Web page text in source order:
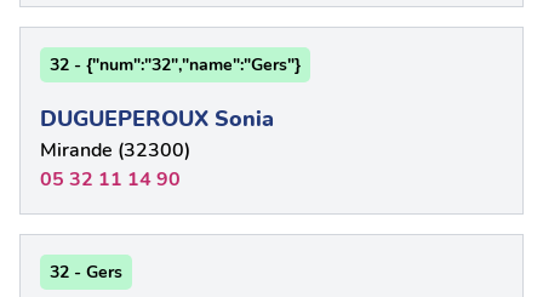
32 - {"num":"32","name":"Gers"}
DUGUEPEROUX Sonia
Mirande (32300)
05 32 11 14 90
32 - Gers